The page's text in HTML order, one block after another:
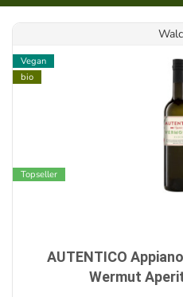
Vegan
bio
Topseller
AUTENTICO
Wermut